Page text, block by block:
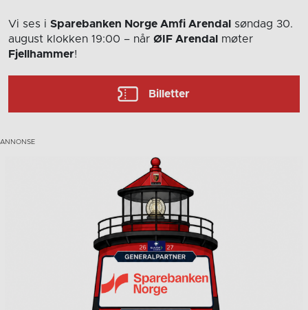
Vi ses i Sparebanken Norge Amfi Arendal
søndag 30.
august klokken 19:00 – når ØIF Arendal
møter
Fjellhammer!
Billetter